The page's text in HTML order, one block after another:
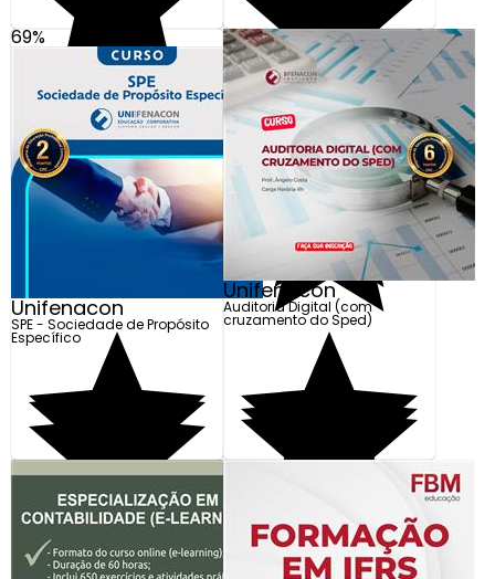
R$ 460,00
Em até 5x de R$ 92,00
Adicionar
R$ 550,00
Em até 6x de R$ 91,67
Adicionar
R$ 850,00
Em até 10x de R$ 85,00
R$ 550,00
Em até 6x de R$ 91,67
69%
Unifenacon
SPE - Sociedade de Propósito
Específico
Unifenacon
Auditoria Digital (com
cruzamento do Sped)